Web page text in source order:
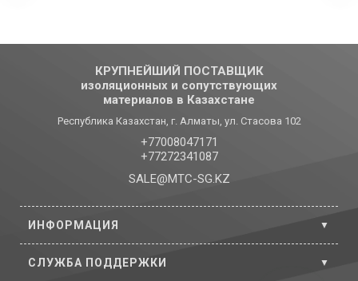
КРУПНЕЙШИЙ ПОСТАВЩИК
изоляционных и сопутствующих
материалов в Казахстане
Республика Казахстан, г. Алматы, ул. Стасова 102
+77008047171
+77272341087
SALE@MTC-SG.KZ
ИНФОРМАЦИЯ
СЛУЖБА ПОДДЕРЖКИ